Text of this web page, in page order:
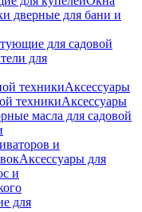
дверные для бани и
для садовой
для
техникиАксессуары
техникиАксессуары
масла для садовой
и
Аксессуары для
и
для